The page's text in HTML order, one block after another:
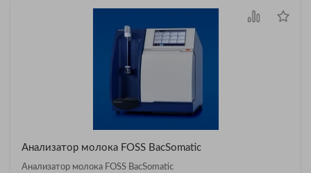
Анализатор молока FOSS BacSomatic
Анализатор молока FOSS BacSomatic